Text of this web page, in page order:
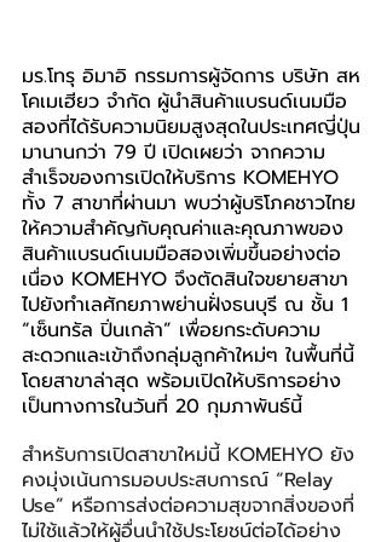
มร.โทรุ อิมาอิ กรรมการผู้จัดการ บริษัท สห
โคเมเฮียว จำกัด ผู้นำสินค้าแบรนด์เนมมือ
สองที่ได้รับความนิยมสูงสุดในประเทศญี่ปุ่น
มานานกว่า 79 ปี เปิดเผยว่า จากความ
สำเร็จของการเปิดให้บริการ KOMEHYO
ทั้ง 7 สาขาที่ผ่านมา พบว่าผู้บริโภคชาวไทย
ให้ความสำคัญกับคุณค่าและคุณภาพของ
สินค้าแบรนด์เนมมือสองเพิ่มขึ้นอย่างต่อ
เนื่อง KOMEHYO จึงตัดสินใจขยายสาขา
ไปยังทำเลศักยภาพย่านฝั่งธนบุรี ณ ชั้น 1
“เซ็นทรัล ปิ่นเกล้า” เพื่อยกระดับความ
สะดวกและเข้าถึงกลุ่มลูกค้าใหม่ๆ ในพื้นที่นี้
โดยสาขาล่าสุด พร้อมเปิดให้บริการอย่าง
เป็นทางการในวันที่ 20 กุมภาพันธ์นี้
สำหรับการเปิดสาขาใหม่นี้ KOMEHYO ยัง
คงมุ่งเน้นการมอบประสบการณ์ “Relay
Use” หรือการส่งต่อความสุขจากสิ่งของที่
ไม่ใช้แล้วให้ผู้อื่นนำใช้ประโยชน์ต่อได้อย่าง